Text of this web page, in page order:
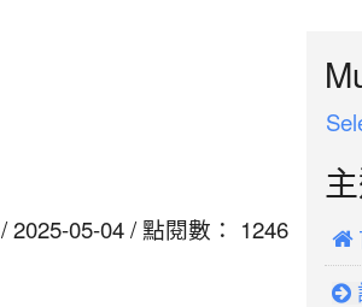
/ 2025-05-04 / 點閱數： 1246
